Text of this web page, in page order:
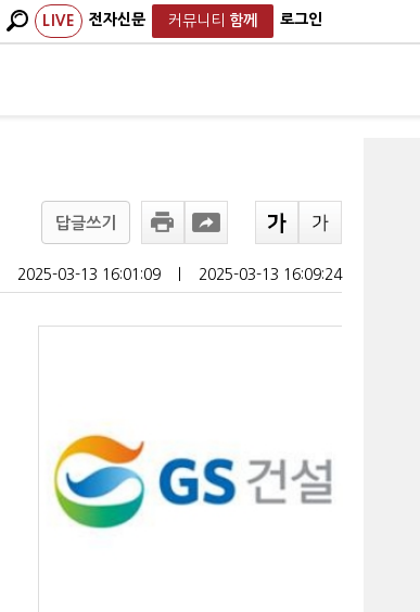
LIVE 전자신문 커뮤니티 함께 로그인
답글쓰기
2025-03-13 16:01:09 2025-03-13 16:09:24